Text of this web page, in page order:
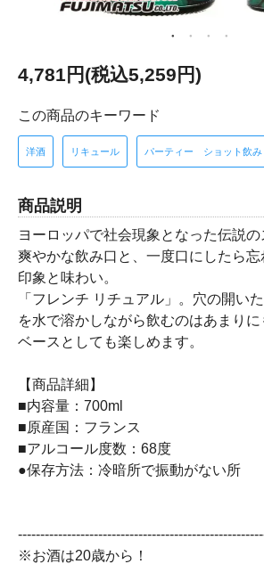
4,781円(税込5,259円)
この商品のキーワード
洋酒 リキュール パーティー ショット飲み
商品説明
ヨーロッパで社会現象となった伝説の
爽やかな飲み口と、一度口にしたら
印象と味わい。
「フレンチ リチュアル」。穴の開い
を水で溶かしながら飲むのはあまり
ベースとしても楽しめます。
【商品詳細】
■内容量：700ml
■原産国：フランス
■アルコール度数：68度
●保存方法：冷暗所で振動がない所
※お酒は20歳から！